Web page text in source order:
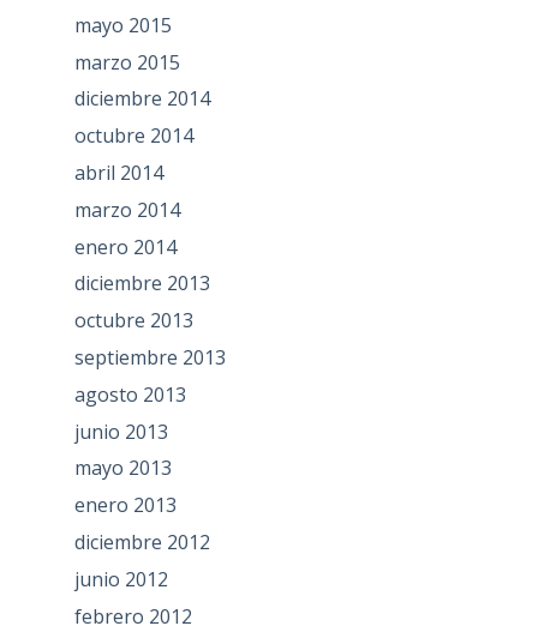
mayo 2015
marzo 2015
diciembre 2014
octubre 2014
abril 2014
marzo 2014
enero 2014
diciembre 2013
octubre 2013
septiembre 2013
agosto 2013
junio 2013
mayo 2013
enero 2013
diciembre 2012
junio 2012
febrero 2012